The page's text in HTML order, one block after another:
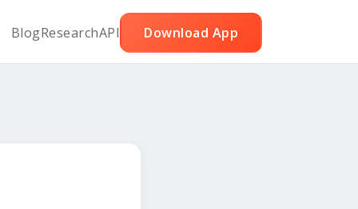
BlogResearchAPI Download App